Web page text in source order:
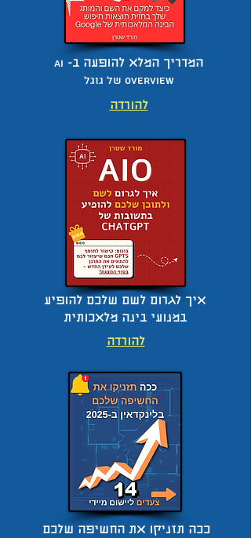
המדריך המלא להופעה ב- AI
Overview של גוגל
להורדה
איך לגרום לשם שלכם להופיע
במנועי בינה מלאכותית
להורדה
ככה תזניקו את החשיפה שלכם